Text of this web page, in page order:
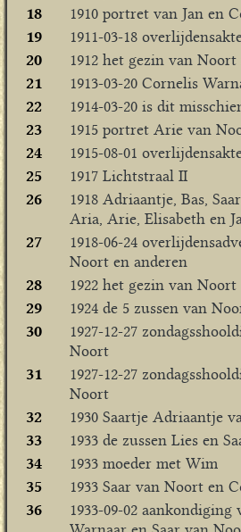
18
1910 portret van Jan en
19
1911-03-18
20
1912 het gezin van
21
1913-03-20 Cornelis
22
1914-03-20 is dit
23
1915 portret Arie van
24
1915-08-01
25
1917 Lichtstraal II
26
1918 Adriaantje, Bas,
Aria, Arie, Elisabeth en
27
1918-06-24
Noort en anderen
28
1922 het gezin van Noort
29
1924 de 5 zussen van
30
1927-12-27
Noort
31
1927-12-27
Noort
32
1930 Saartje Adriaantje
33
1933 de zussen Lies en
34
1933 moeder met Wim
35
1933 Saar van Noort en
36
1933-09-02